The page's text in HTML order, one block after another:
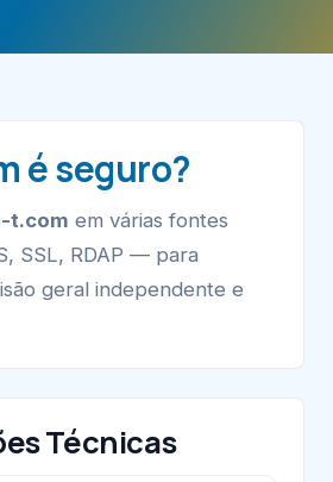
é seguro?
t.com em várias fontes
SSL, RDAP — para
geral independente e
Técnicas